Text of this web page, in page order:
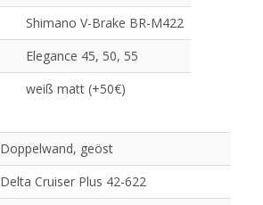
Shimano V-Brake BR-M422
Elegance 45, 50, 55
weiß matt (+50€)
Doppelwand, geöst
Delta Cruiser Plus 42-622